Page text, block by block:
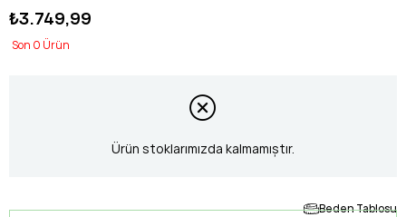
₺3.749,99
0
Ürün stoklarımızda kalmamıştır.
Beden Tablosu